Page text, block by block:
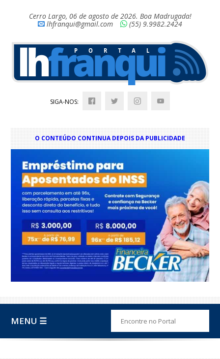
Cerro Largo, 06 de agosto de 2026. Boa Madrugada!
lhfranqui@gmail.com
(55) 9.9982.2424
SIGA-NOS:
O CONTEÚDO CONTINUA DEPOIS DA PUBLICIDADE
MENU ☰